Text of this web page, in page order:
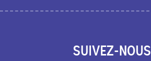
SUIVEZ-NOUS